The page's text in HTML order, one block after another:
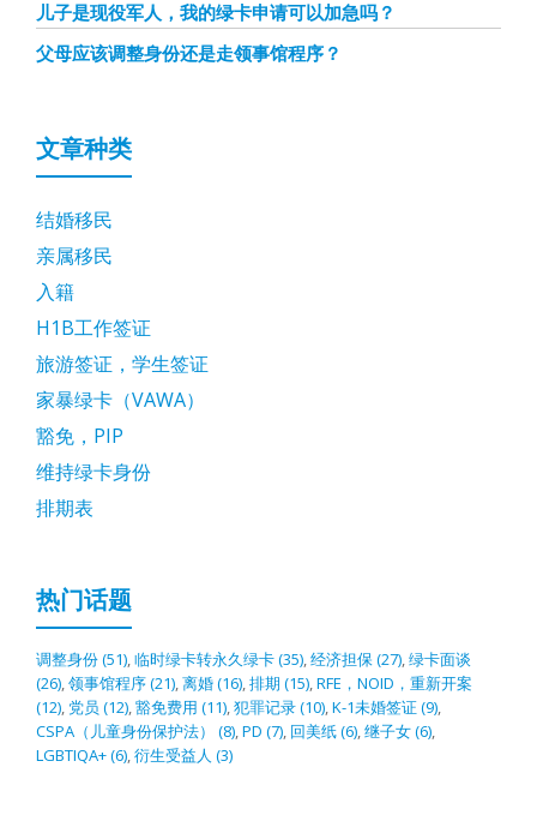
儿子是现役军人，我的绿卡申请可以加急吗？
父母应该调整身份还是走领事馆程序？
文章种类
结婚移民
亲属移民
入籍
H1B工作签证
旅游签证，学生签证
家暴绿卡（VAWA）
豁免，PIP
维持绿卡身份
排期表
热门话题
调整身份(51),临时绿卡转永久绿卡(35),经济担保(27),绿卡面谈
(26),领事馆程序(21),离婚(16),排期 (15),RFE，NOID，重新开案
(12), 党员 (12),豁免费用 (11),犯罪记录(10),K-1未婚签证(9),
CSPA（儿童身份保护法）
(8),PD (7), 回美纸(6),继子女(6),
LGBTIQA+(6),衍生受益人 (3)